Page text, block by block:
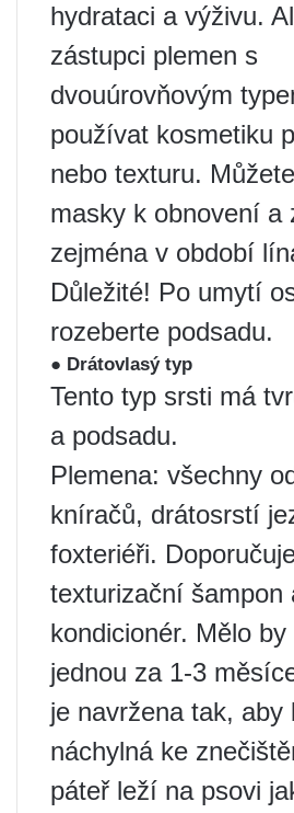
hydrataci a výživu.
zástupci plemen s
dvouúrovňovým
používat kosmetiku
nebo texturu.
masky k obnovení a
zejména v období
Důležité! Po umytí
rozeberte podsadu.
● Drátovlasý typ
Tento typ srsti má
a podsadu.
Plemena: všechny
kníračů, drátosrstí
foxteriéři.
texturizační šampon
kondicionér. Mělo
jednou za 1-3
je navržena tak, aby
náchylná ke
páteř leží na psovi